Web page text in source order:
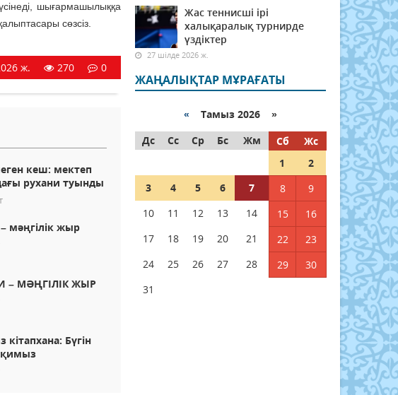
шығармашылыққа
сөзсіз.
ж. 270 0
кеш: мектеп
рухани туынды
мәңгілік жыр
– МӘҢГІЛІК ЖЫР
Бүгін
Жас теннисші ірі
халықаралық турнирде
үздіктер
27 шілде 2026 ж.
ЖАҢАЛЫҚТАР МҰРАҒАТЫ
« Тамыз 2026 »
Дс
Сс Ср Бс Жм Сб
Жс
1
2
3
4 5 6 7 8
9
10
11 12 13 14 15
16
17
18 19 20 21 22
23
24
25 26 27 28 29
30
31